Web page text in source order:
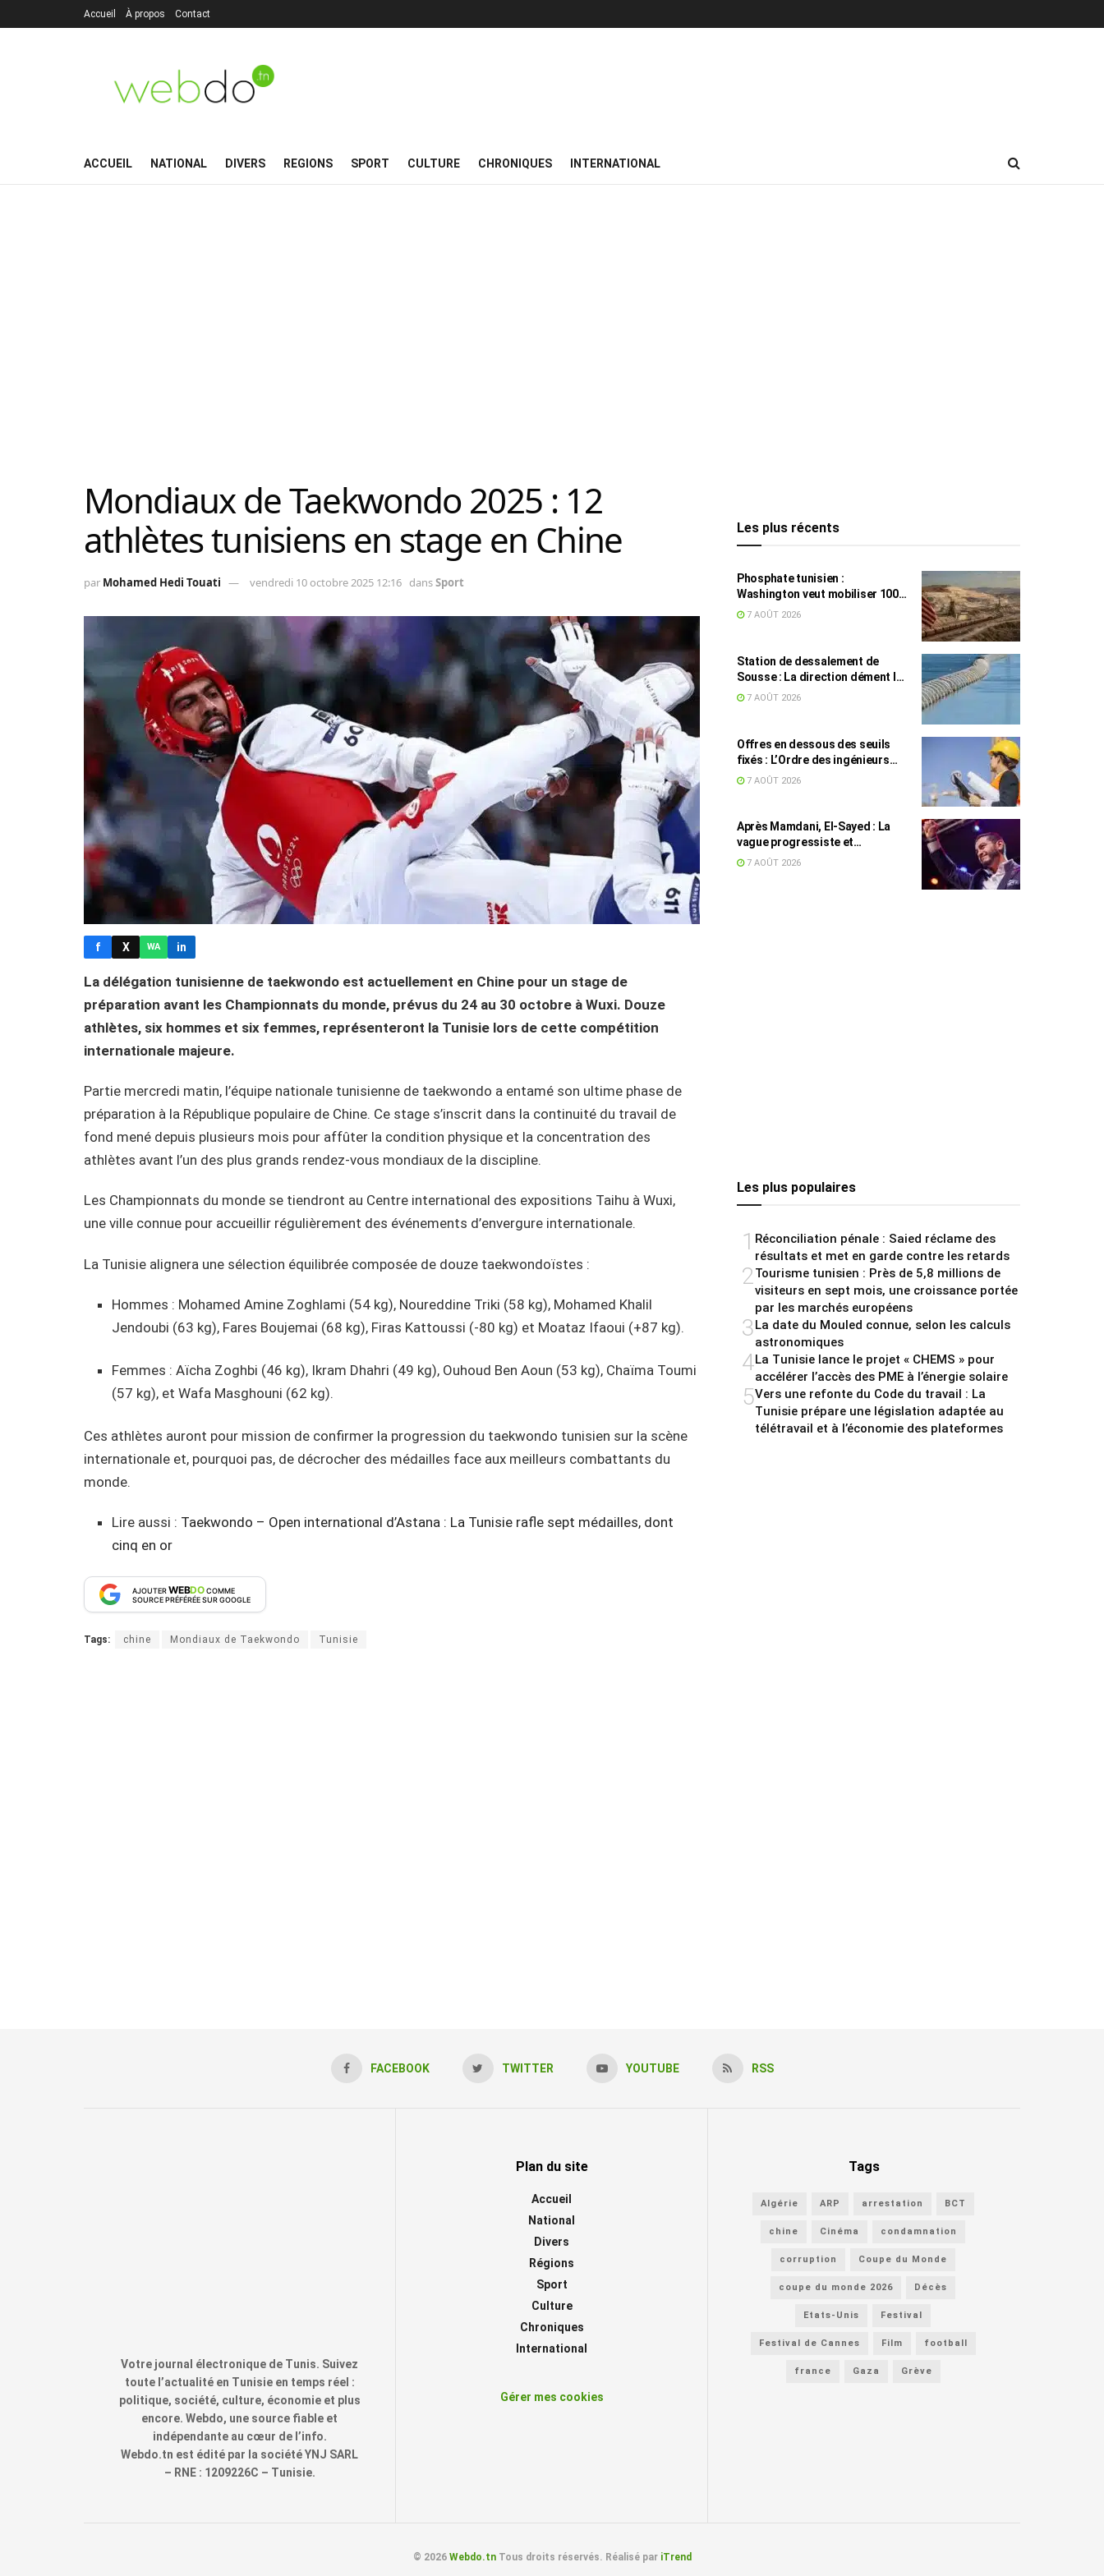
Accueil À propos Contact
ACCUEIL NATIONAL DIVERS REGIONS SPORT CULTURE CHRONIQUES INTERNATIONAL
Mondiaux de Taekwondo 2025 : 12
athlètes tunisiens en stage en Chine
par Mohamed Hedi Touati vendredi 10 octobre 2025 12:16 dansSport
f X WA in
La délégation tunisienne de taekwondo est actuellement en Chine pour un stage de
préparation avant les Championnats du monde, prévus du 24 au 30 octobre à Wuxi. Douze
athlètes, six hommes et six femmes, représenteront la Tunisie lors de cette compétition
internationale majeure.
Partie mercredi matin, l’équipe nationale tunisienne de taekwondo a entamé son ultime phase de
préparation à la République populaire de Chine. Ce stage s’inscrit dans la continuité du travail de
fond mené depuis plusieurs mois pour affûter la condition physique et la concentration des
athlètes avant l’un des plus grands rendez-vous mondiaux de la discipline.
Les Championnats du monde se tiendront au Centre international des expositions Taihu à Wuxi,
une ville connue pour accueillir régulièrement des événements d’envergure internationale.
La Tunisie alignera une sélection équilibrée composée de douze taekwondoïstes :
Hommes : Mohamed Amine Zoghlami (54 kg), Noureddine Triki (58 kg), Mohamed Khalil
Jendoubi (63 kg), Fares Boujemai (68 kg), Firas Kattoussi (-80 kg) et Moataz Ifaoui (+87 kg).
Femmes : Aïcha Zoghbi (46 kg), Ikram Dhahri (49 kg), Ouhoud Ben Aoun (53 kg), Chaïma Toumi
(57 kg), et Wafa Masghouni (62 kg).
Ces athlètes auront pour mission de confirmer la progression du taekwondo tunisien sur la scène
internationale et, pourquoi pas, de décrocher des médailles face aux meilleurs combattants du
monde.
Lire aussi : Taekwondo – Open international d’Astana : La Tunisie rafle sept médailles, dont
cinq en or
AJOUTERWEBDOCOMME
SOURCE PRÉFÉRÉE SUR GOOGLE
Tags: chine Mondiaux de Taekwondo Tunisie
Les plus récents
Phosphate tunisien :
Washington veut mobiliser 100
millions de dollars, avec la Chine
7 AOÛT 2026
Station de dessalement de
Sousse : La direction dément les
rumeurs sur une eau impropre à
7 AOÛT 2026
Offres en dessous des seuils
fixés : L’Ordre des ingénieurs
hausse le ton
7 AOÛT 2026
Après Mamdani, El-Sayed : La
vague progressiste et
musulmane résiste à l’argent de
7 AOÛT 2026
Les plus populaires
1 Réconciliation pénale : Saied réclame des
résultats et met en garde contre les retards
2Tourisme tunisien : Près de 5,8 millions de
visiteurs en sept mois, une croissance portée
par les marchés européens
3La date du Mouled connue, selon les calculs
astronomiques
4La Tunisie lance le projet « CHEMS » pour
accélérer l’accès des PME à l’énergie solaire
5Vers une refonte du Code du travail : La
Tunisie prépare une législation adaptée au
télétravail et à l’économie des plateformes
FACEBOOK TWITTER YOUTUBE RSS
Votre journal électronique de Tunis. Suivez
toute l’actualité en Tunisie en temps réel :
politique, société, culture, économie et plus
encore. Webdo, une source fiable et
indépendante au cœur de l’info.
Webdo.tn est édité par la société YNJ SARL
– RNE : 1209226C – Tunisie.
Plan du site
Accueil
National
Divers
Régions
Sport
Culture
Chroniques
International
Gérer mes cookies
Tags
Algérie ARP arrestation BCT
chine Cinéma condamnation
corruption Coupe du Monde
coupe du monde 2026 Décès
Etats-Unis Festival
Festival de Cannes Film football
france Gaza Grève
© 2026 Webdo.tnTous droits réservés. Réalisé par iTrend